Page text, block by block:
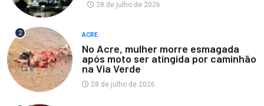
28 de julho de 2026
2 ACRE
No Acre, mulher morre esmagada
após moto ser atingida por caminhão
na Via Verde
28 de julho de 2026